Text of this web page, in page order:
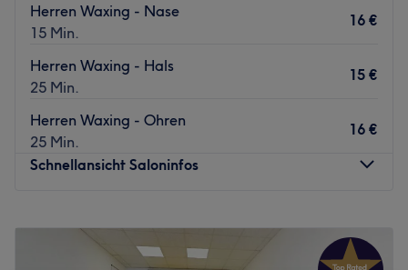
Herren Waxing - Nase
15 Min.
16 €
Herren Waxing - Hals
25 Min.
15 €
Herren Waxing - Ohren
25 Min.
16 €
Schnellansicht Saloninfos
Dienstag
20:00
20:00